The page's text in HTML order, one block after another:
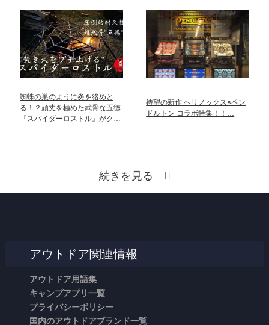
蜘蛛の巣のように炎を絡めと
る！？頑丈を極めた武骨な五徳
『スパイダーロストル』がク…
待望の新作 ヘリノックス×ペン
ドルトン コラボ特集！！…
続きを見る
アウトドア関連情報
アウトドア用語集
キャンプアプリ一覧
プライバシーポリシー
国内のアウトドアブランド一覧